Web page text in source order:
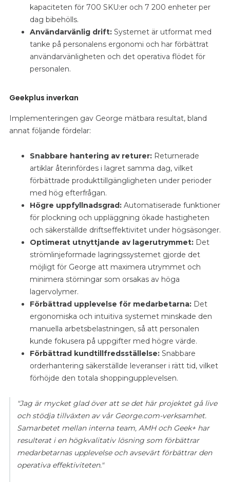
kapaciteten för 700 SKU:er och 7 200 enheter per
dag bibehölls.
Användarvänlig drift: Systemet är utformat med
tanke på personalens ergonomi och har förbättrat
användarvänligheten och det operativa flödet för
personalen.
Geekplus inverkan
Implementeringen gav George mätbara resultat, bland
annat följande fördelar:
Snabbare hantering av returer: Returnerade
artiklar återinfördes i lagret samma dag, vilket
förbättrade produkttillgängligheten under perioder
med hög efterfrågan.
Högre uppfyllnadsgrad: Automatiserade funktioner
för plockning och uppläggning ökade hastigheten
och säkerställde driftseffektivitet under högsäsonger.
Optimerat utnyttjande av lagerutrymmet: Det
strömlinjeformade lagringssystemet gjorde det
möjligt för George att maximera utrymmet och
minimera störningar som orsakas av höga
lagervolymer.
Förbättrad upplevelse för medarbetarna: Det
ergonomiska och intuitiva systemet minskade den
manuella arbetsbelastningen, så att personalen
kunde fokusera på uppgifter med högre värde.
Förbättrad kundtillfredsställelse: Snabbare
orderhantering säkerställde leveranser i rätt tid, vilket
förhöjde den totala shoppingupplevelsen.
"Jag är mycket glad över att se det här projektet gå live
och stödja tillväxten av vår George.com-verksamhet.
Samarbetet mellan interna team, AMH och Geek+ har
resulterat i en högkvalitativ lösning som förbättrar
medarbetarnas upplevelse och avsevärt förbättrar den
operativa effektiviteten."